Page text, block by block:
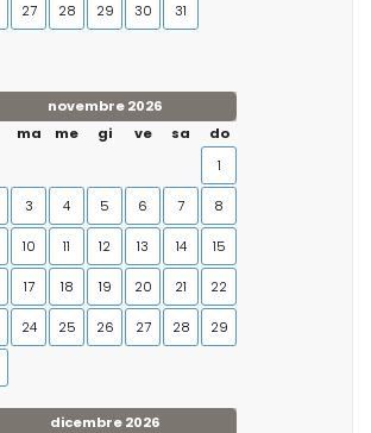
27 28 29 30 31
novembre 2026
ma me gi ve sa
do
1
3 4 5 6 7 8
10 11 12 13 14 15
17 18 19 20 21 22
24 25 26 27 28 29
dicembre 2026